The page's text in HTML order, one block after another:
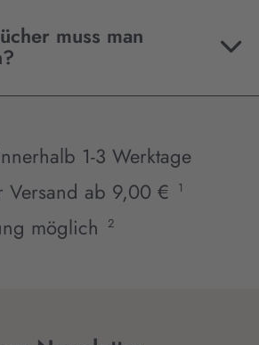
muss man
1-3 Werktage
Versand ab 9,00 €
1
möglich 2